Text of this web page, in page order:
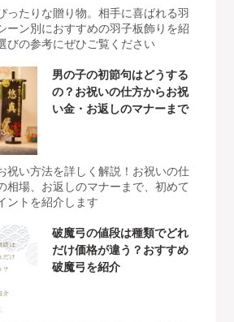
ったりな贈り物。相手に喜ばれる羽
ーン別におすすめの羽子板飾りを紹
びの参考にぜひご覧ください
男の子の初節句はどうする
の？お祝いの仕方からお祝
い金・お返しのマナーまで
祝い方法を詳しく解説！お祝いの仕
相場、お返しのマナーまで、初めて
ントを紹介します
破魔弓の値段は種類でどれ
だけ価格が違う？おすすめ
破魔弓を紹介